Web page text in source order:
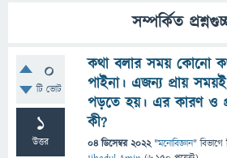
সম্পর্কিত
0
টি ভোট
1
উত্তর
কথা বলার সময় কোনো
পাইনা। এজন্য প্রায় সময়ই
পড়তে হয়। এর কারণ ও
কী?
04 ডিসেম্বর 2022 "মনোবিজ্ঞান" বিভাগে